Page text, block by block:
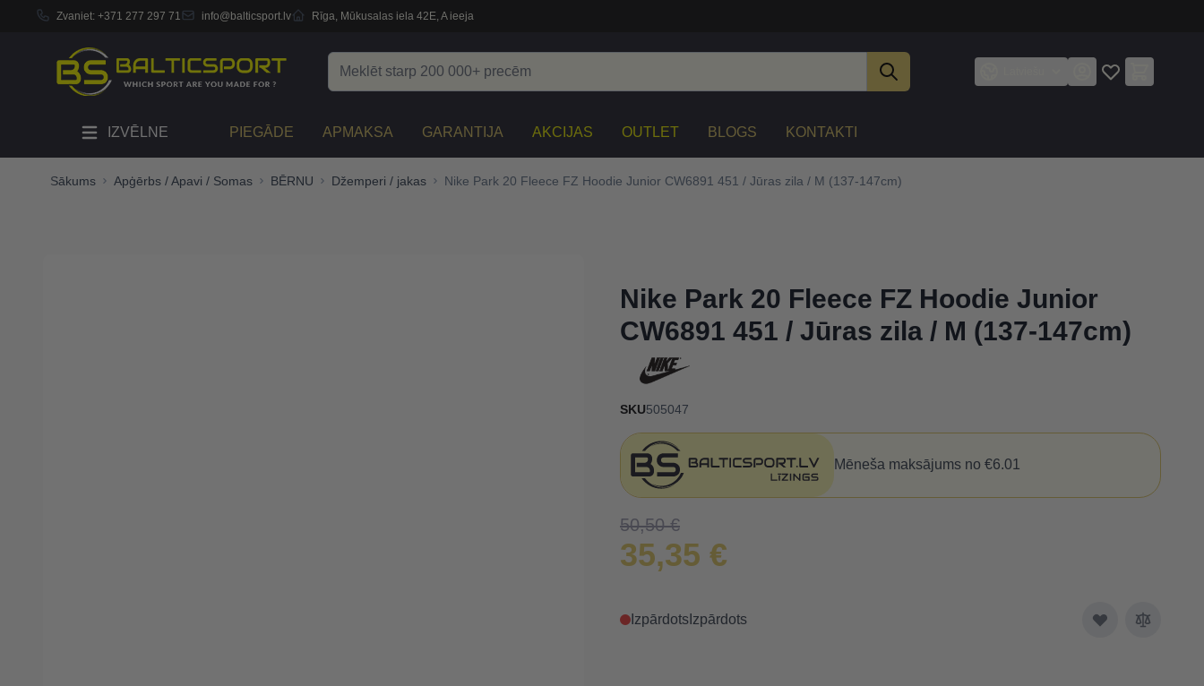
Zvaniet: +371 277 297 71 info@balticsport.lv Rīga, Mūkusalas iela 42E, A ieeja
IZVĒLNE PIEGĀDE APMAKSA GARANTIJA AKCIJAS OUTLET BLOGS KONTAKTI
Sākums Apģērbs / Apavi / Somas BĒRNU Džemperi / jakas Nike Park 20 Fleece FZ Hoodie Junior CW6891 451 / Jūras zila / M (137-147cm)
Nike Park 20 Fleece FZ Hoodie Junior
CW6891 451 / Jūras zila / M (137-147cm)
SKU505047
Mēneša maksājums no €6.01
50,50 €
35,35 €
Izpārdots Izpārdots